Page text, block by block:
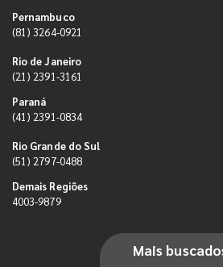
Pernambuco
(81) 3264-0921
Rio de Janeiro
(21) 2391-3161
Paraná
(41) 2391-0834
Rio Grande do Sul
(51) 2797-0488
Demais Regiões
4003-9879
Mais